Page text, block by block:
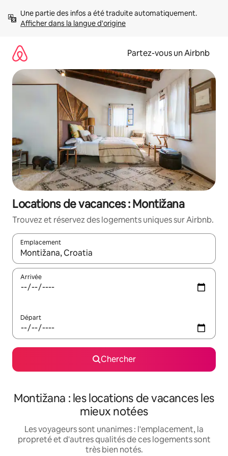
directement
Afficher dans la langue d'origine
Partez-vous un Airbnb
Locations de vacances : Montižana
Trouvez et réservez des logements uniques sur Airbnb.
Emplacement
Quand les résultats sont affichés, parcourez-les en utilisant
Arrivée
Départ
Chercher
Montižana : les locations de vacances les
mieux notées
Les voyageurs sont unanimes : l'emplacement, la
propreté et d'autres qualités de ces logements sont
très bien notés.